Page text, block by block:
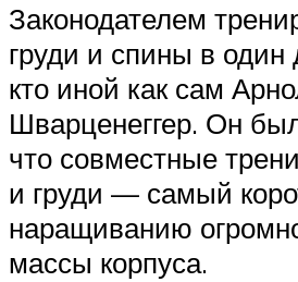
Законодателем
груди и спины в один
кто иной как сам
Шварценеггер. Он
что совместные
и груди — самый
наращиванию
массы корпуса.